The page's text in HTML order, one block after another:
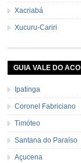
Xacriabá
Xucuru-Cariri
GUIA VALE DO ACO
Ipatinga
Coronel Fabriciano
Timóteo
Santana do Paraíso
Açucena